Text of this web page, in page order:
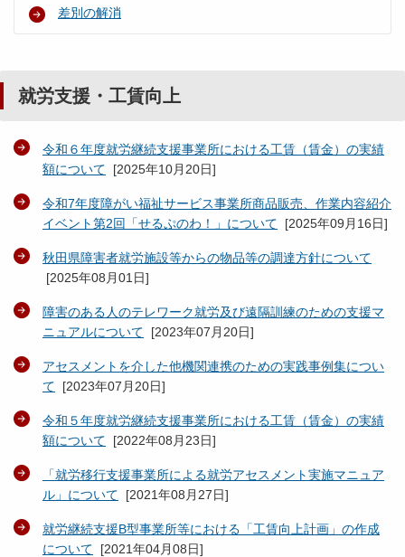
差別の解消
就労支援・工賃向上
令和６年度就労継続支援事業所における工賃（賃金）の実績
額について [2025年10月20日]
令和7年度障がい福祉サービス事業所商品販売、作業内容紹介
イベント第2回「せるぷのわ！」について [2025年09月16日]
秋田県障害者就労施設等からの物品等の調達方針について
[2025年08月01日]
障害のある人のテレワーク就労及び遠隔訓練のための支援マ
ニュアルについて [2023年07月20日]
アセスメントを介した他機関連携のための実践事例集につい
て [2023年07月20日]
令和５年度就労継続支援事業所における工賃（賃金）の実績
額について [2022年08月23日]
「就労移行支援事業所による就労アセスメント実施マニュア
ル」について [2021年08月27日]
就労継続支援B型事業所等における「工賃向上計画」の作成
について [2021年04月08日]